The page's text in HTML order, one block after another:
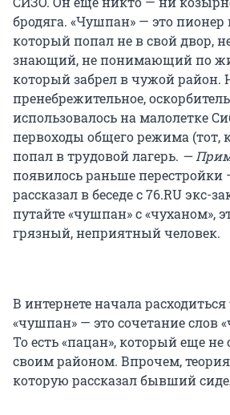
бродяга. «Чушпан» — это
который попал не в свой двор,
знающий, не понимающий по
который забрел в чужой район.
пренебрежительное,
использовалось на малолетке
первоходы общего режима (тот,
попал в трудовой лагерь. —
появилось раньше перестройки
рассказал в беседе с 76.RU
путайте «чушпан» с «чуханом»,
грязный, неприятный человек.
В интернете начала расходиться
«чушпан» — это сочетание слов
То есть «пацан», который еще не
своим районом. Впрочем,
которую рассказал бывший